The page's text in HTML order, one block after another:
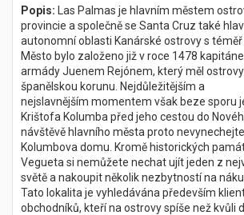
Popis: Las Palmas je hlavním městem
provincie a společně se Santa Cruz také
autonomní oblasti Kanárské ostrovy s téměř
Město bylo založeno již v roce 1478
armády Juenem Rejónem, který měl
španělskou korunu. Nejdůležitějším a
nejslavnějším momentem však beze sporu
Krištofa Kolumba před jeho cestou do
návštěvě hlavního města proto
Kolumbova domu. Kromě historických
Vegueta si nemůžete nechat ujít jeden z
světě a nakoupit několik nezbytností na
Tato lokalita je vyhledávána především
obchodníků, kteří na ostrovy spíše než kvůli